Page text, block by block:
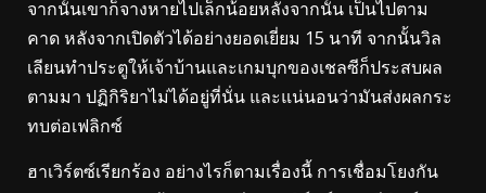
จากนั้นเขาก็จางหายไปเล็กน้อยหลังจากนั้น เป็นไปตาม
คาด หลังจากเปิดตัวได้อย่างยอดเยี่ยม 15 นาที จากนั้นวิล
เลียนทำประตูให้เจ้าบ้านและเกมบุกของเชลซีก็ประสบผล
ตามมา ปฏิกิริยาไม่ได้อยู่ที่นั่น และแน่นอนว่ามันส่งผลกระ
ทบต่อเฟลิกซ์
ฮาเวิร์ตซ์เรียกร้อง อย่างไรก็ตามเรื่องนี้ การเชื่อมโยงกัน